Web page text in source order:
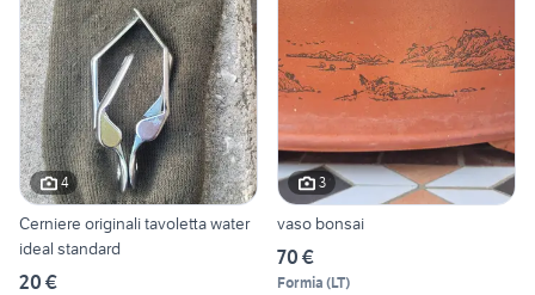
4
Cerniere originali tavoletta water
ideal standard
20 €
3
vaso bonsai
70 €
Formia (LT)